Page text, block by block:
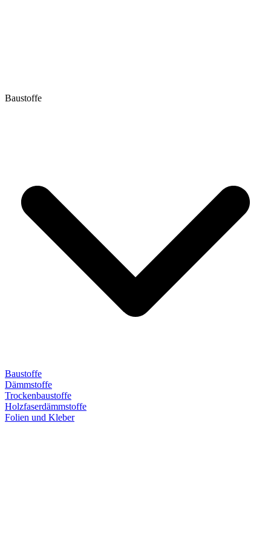
Baustoffe
Baustoffe
Dämmstoffe
Trockenbaustoffe
Holzfaserdämmstoffe
Folien und Kleber